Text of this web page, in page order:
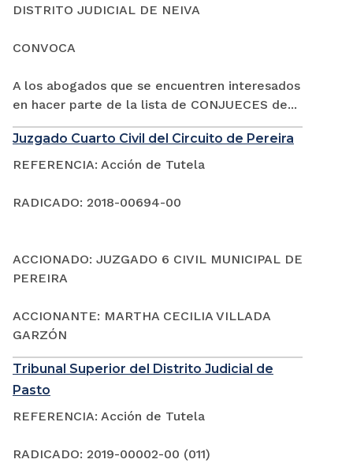
DISTRITO JUDICIAL DE NEIVA
CONVOCA
A los abogados que se encuentren interesados
en hacer parte de la lista de CONJUECES de...
Juzgado Cuarto Civil del Circuito de Pereira
REFERENCIA: Acción de Tutela
RADICADO: 2018-00694-00
ACCIONADO: JUZGADO 6 CIVIL MUNICIPAL DE
PEREIRA
ACCIONANTE: MARTHA CECILIA VILLADA
GARZÓN
Tribunal Superior del Distrito Judicial de
Pasto
REFERENCIA: Acción de Tutela
RADICADO: 2019-00002-00 (011)